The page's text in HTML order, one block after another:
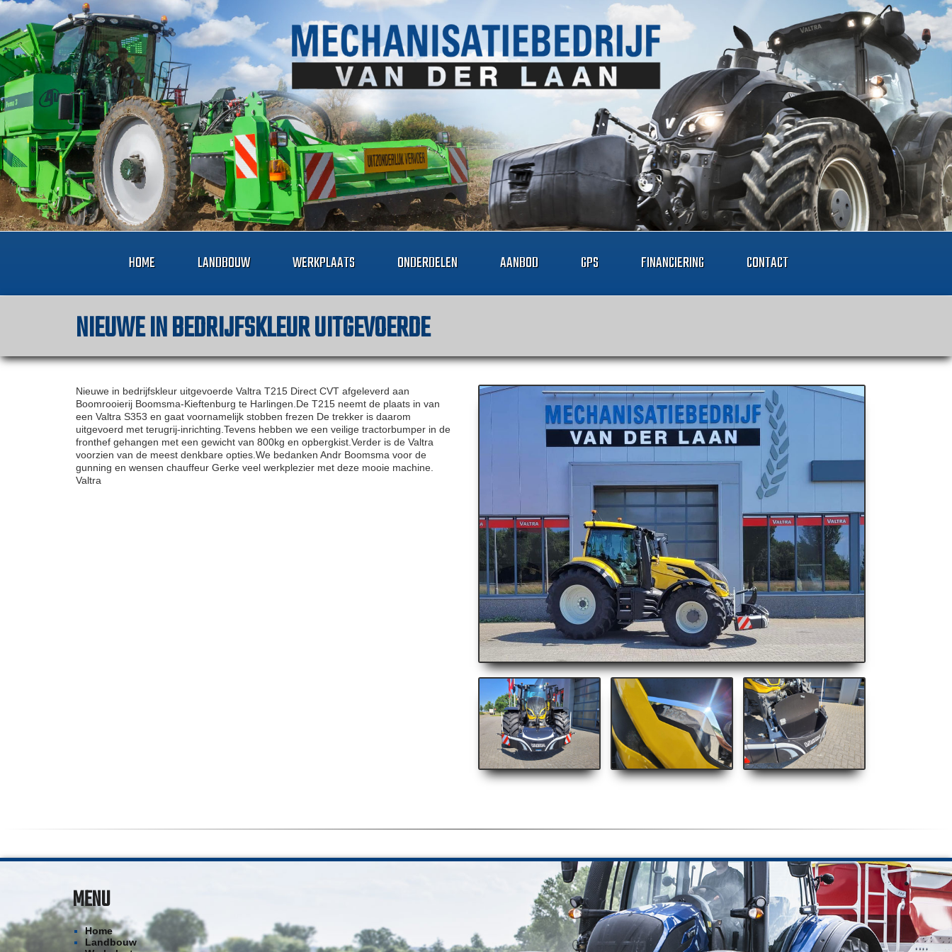
HOME LANDBOUW WERKPLAATS ONDERDELEN AANBOD GPS FINANCIERING CONTACT
NIEUWE IN BEDRIJFSKLEUR UITGEVOERDE
Nieuwe in bedrijfskleur uitgevoerde Valtra T215 Direct CVT afgeleverd aan
Boomrooierij Boomsma-Kieftenburg te Harlingen.De T215 neemt de plaats in van
een Valtra S353 en gaat voornamelijk stobben frezen De trekker is daarom
uitgevoerd met terugrij-inrichting.Tevens hebben we een veilige tractorbumper in de
fronthef gehangen met een gewicht van 800kg en opbergkist.Verder is de Valtra
voorzien van de meest denkbare opties.We bedanken Andr Boomsma voor de
gunning en wensen chauffeur Gerke veel werkplezier met deze mooie machine.
Valtra
MENU
Home
Landbouw